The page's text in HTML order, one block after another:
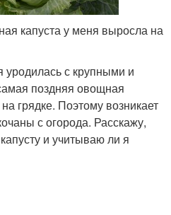
капуста у меня выросла на
уродилась с крупными и
поздняя овощная
грядке. Поэтому возникает
с огорода. Расскажу,
и учитываю ли я